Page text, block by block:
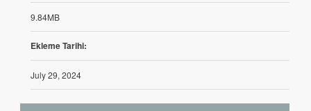
9.84MB
Ekleme Tarihi:
July 29, 2024